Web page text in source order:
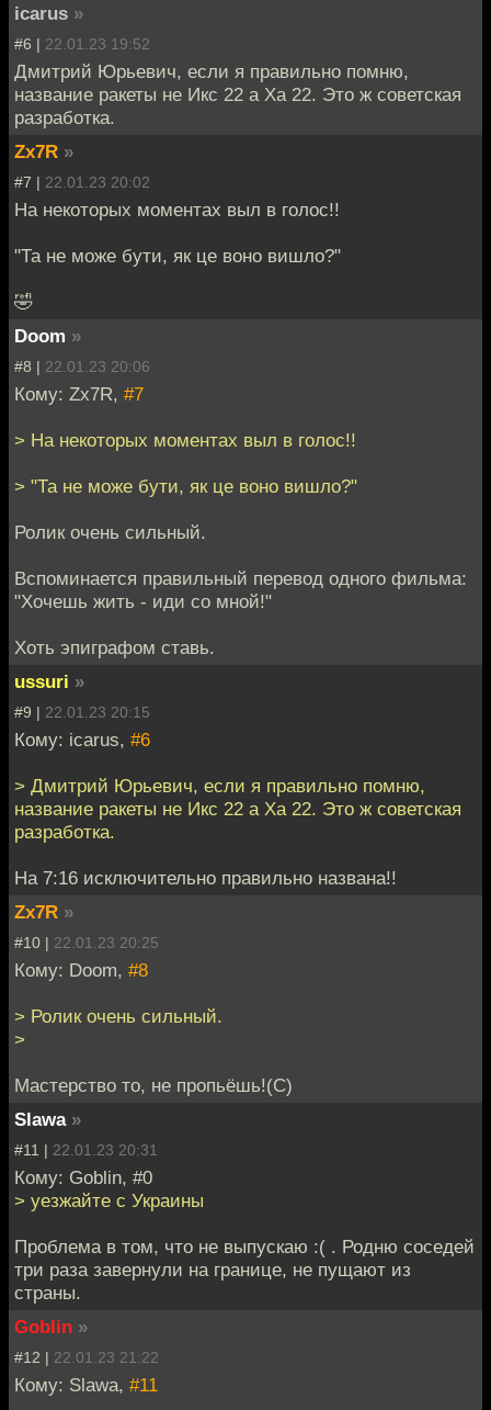
icarus »
#6 | 22.01.23 19:52
Дмитрий Юрьевич, если я правильно помню,
название ракеты не Икс 22 а Ха 22. Это ж советская
разработка.
Zx7R »
#7 | 22.01.23 20:02
На некоторых моментах выл в голос!!
"Та не може бути, як це воно вишло?"
🤣
Doom »
#8 | 22.01.23 20:06
Кому: Zx7R, #7
> На некоторых моментах выл в голос!!
> "Та не може бути, як це воно вишло?"
Ролик очень сильный.
Вспоминается правильный перевод одного фильма:
"Хочешь жить - иди со мной!"
Хоть эпиграфом ставь.
ussuri »
#9 | 22.01.23 20:15
Кому: icarus, #6
> Дмитрий Юрьевич, если я правильно помню,
название ракеты не Икс 22 а Ха 22. Это ж советская
разработка.
На 7:16 исключительно правильно названа!!
Zx7R »
#10 | 22.01.23 20:25
Кому: Doom, #8
> Ролик очень сильный.
>
Мастерство то, не пропьёшь!(С)
Slawa »
#11 | 22.01.23 20:31
Кому: Goblin, #0
> уезжайте с Украины
Проблема в том, что не выпускаю :( . Родню соседей
три раза завернули на границе, не пущают из
страны.
Goblin »
#12 | 22.01.23 21:22
Кому: Slawa, #11